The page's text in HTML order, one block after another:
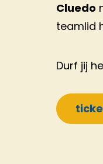
Cluedo
teamlid
Durf jij